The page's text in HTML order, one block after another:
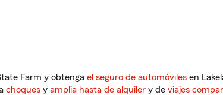
Farm y obtenga el seguro de automóviles en
choques y amplia hasta de alquiler y de viajes